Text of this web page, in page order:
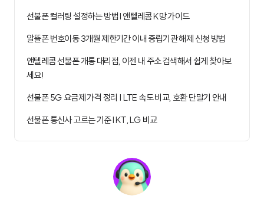
선불폰 컬러링 설정하는 방법 I 앤텔레콤 K망 가이드
알뜰폰 번호이동 3개월 제한기간 이내 중립기관 해제 신청 방법
앤텔레콤 선불폰 개통 대리점, 이젠 내 주소 검색해서 쉽게 찾아보
세요!
선불폰 5G 요금제 가격 정리 | LTE 속도 비교, 호환 단말기 안내
선불폰 통신사 고르는 기준 I KT, LG 비교